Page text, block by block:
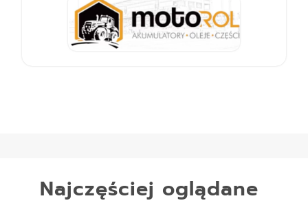
Najczęściej oglądane